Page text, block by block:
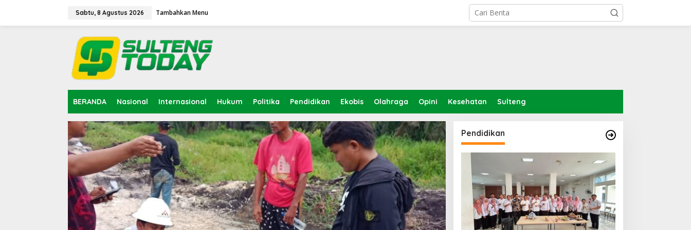
Sabtu, 8 Agustus 2026 Tambahkan Menu
BERANDA Nasional Internasional Hukum Politika Pendidikan Ekobis Olahraga Opini Kesehatan Sulteng
Pendidikan